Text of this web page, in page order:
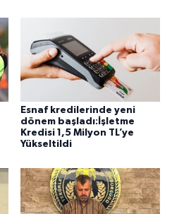
Esnaf kredilerinde yeni
dönem başladı:İşletme
Kredisi 1,5 Milyon TL’ye
Yükseltildi